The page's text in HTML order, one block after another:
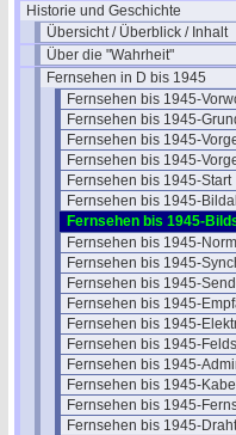
Historie und Geschichte
Übersicht / Überblick / Inhalt
Über die "Wahrheit"
Fernsehen in D bis 1945
Fernsehen bis 1945-
Fernsehen bis 1945-
Fernsehen bis 1945-
Fernsehen bis 1945-
Fernsehen bis 1945-Start
Fernsehen bis 1945-
Fernsehen bis 1945-
Fernsehen bis 1945-
Fernsehen bis 1945-
Fernsehen bis 1945-
Fernsehen bis 1945-
Fernsehen bis 1945-
Fernsehen bis 1945-
Fernsehen bis 1945-
Fernsehen bis 1945-
Fernsehen bis 1945-
Fernsehen bis 1945-